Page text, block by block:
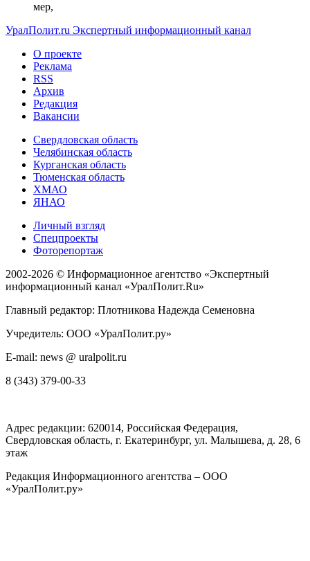
мер,
УралПолит.ru Экспертный информационный канал
О проекте
Реклама
RSS
Архив
Редакция
Вакансии
Свердловская область
Челябинская область
Курганская область
Тюменская область
ХМАО
ЯНАО
Личный взгляд
Спецпроекты
Фоторепортаж
2002-2026 © Информационное агентство «Экспертный
информационный канал «УралПолит.Ru»
Главный редактор: Плотникова Надежда Семеновна
Учредитель: ООО «УралПолит.ру»
E-mail: news @ uralpolit.ru
8 (343) 379-00-33
Адрес редакции: 620014, Российская Федерация,
Свердловская область, г. Екатеринбург, ул. Малышева, д. 28, 6
этаж
Редакция Информационного агентства – ООО
«УралПолит.ру»